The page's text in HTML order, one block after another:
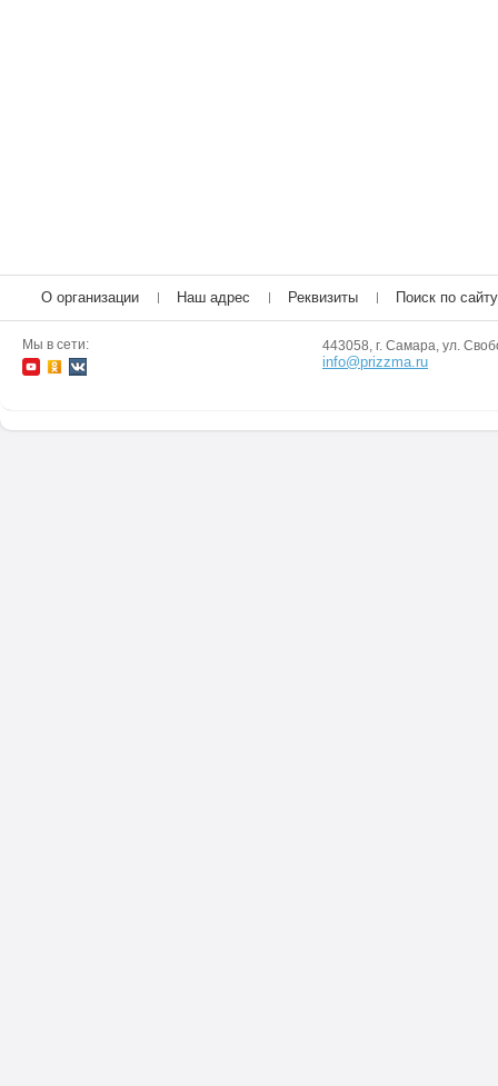
О организации Наш адрес Реквизиты Поиск по сайту
Мы в сети: 443058, г. Самара, ул.
info@prizzma.ru